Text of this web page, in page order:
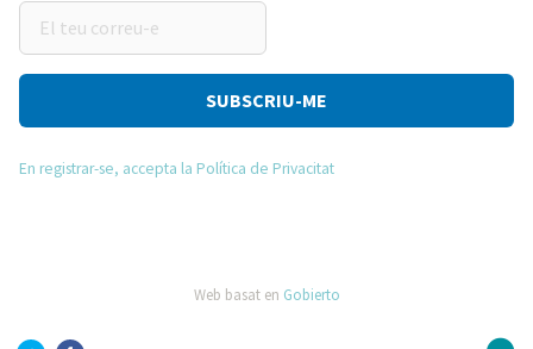
El
teu
correu-
En registrar-se, accepta la Política de Privacitat
Web basat en Gobierto